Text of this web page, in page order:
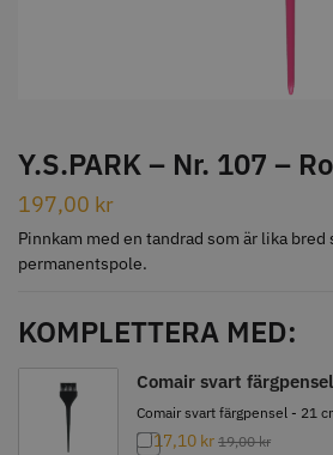
Y.S.PARK – Nr. 107 –
197,00 kr
Pinnkam med en tandrad som är lika bred
permanentspole.
KOMPLETTERA MED:
Comair svart
Comair svart färgpensel - 21
17,10 kr 19,00kr
Info Köp